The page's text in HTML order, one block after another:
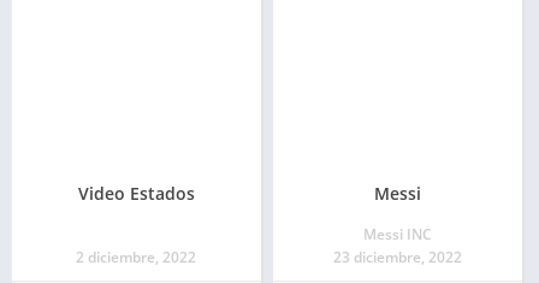
Video Estados
2 diciembre, 2022
Messi
Messi INC
23 diciembre, 2022